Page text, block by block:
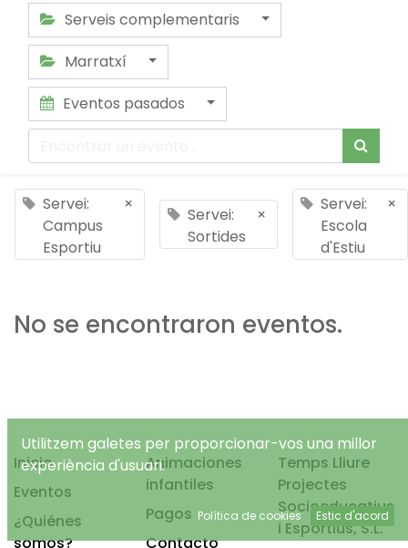
Serveis complementaris
Marratxí
Eventos pasados
Servei:
Campus
Esportiu
×
Servei:
Sortides
×
Servei:
Escola
d'Estiu
×
No se encontraron eventos.
Inicio
Eventos
¿Quiénes
somos?
Animaciones
infantiles
Pagos
Contacto
Temps Lliure
Projectes
Socioeducatius
i Esportius, S.L.
Utilitzem galetes per proporcionar-vos una millor
experiència d'usuari.
Política de cookies Estic d'acord